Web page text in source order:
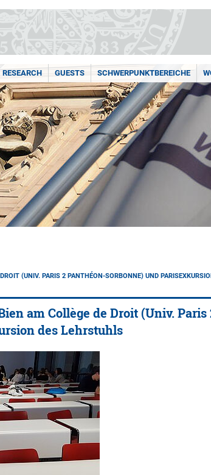
RESEARCH GUESTS SCHWERPUNKTBEREICHE
(UNIV. PARIS 2 PANTHÉON-SORBONNE) UND
am Collège de Droit (Univ. Paris
des Lehrstuhls